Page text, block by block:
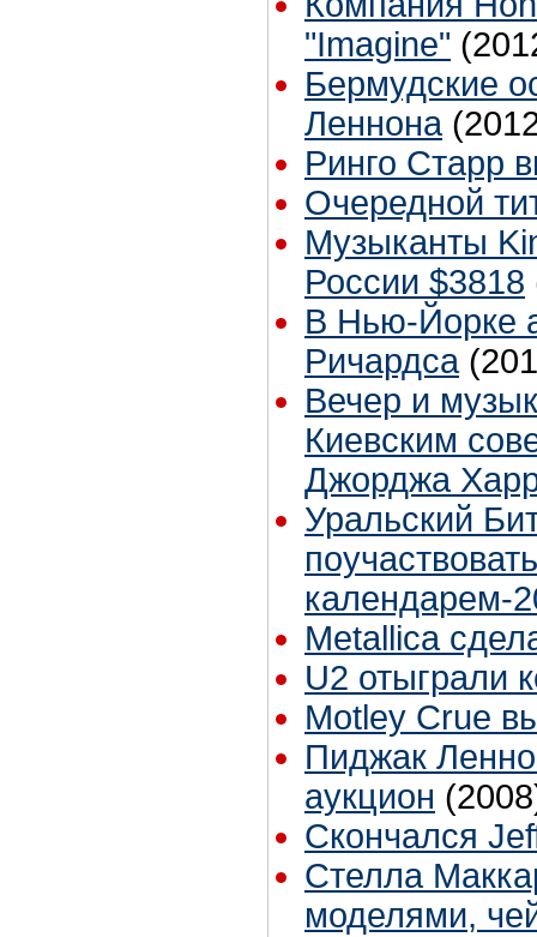
"Imagine"
Бермудские
Леннона
Ринго Старр
Очередной
Музыканты
России $3818
В Нью-Йорке
Ричардса
Вечер и
Киевским
Джорджа
Уральский
календарем-
Metallica
U2 отыграли
Motley Crue
Пиджак
аукцион
Скончался
Стелла
моделями,